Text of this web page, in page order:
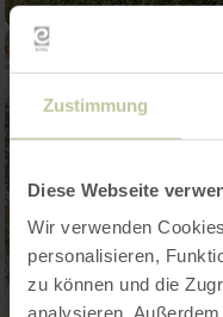
Zustimmung
Diese Webseite
Wir verwenden
personalisieren,
zu können und die
analysieren.